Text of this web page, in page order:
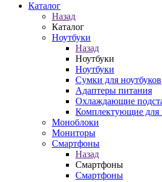
Каталог
Назад
Каталог
Ноутбуки
Назад
Ноутбуки
Ноутбуки
Сумки для ноутбуков
Адаптеры питания
Охлаждающие
Комплектующие для
Моноблоки
Мониторы
Смартфоны
Назад
Смартфоны
Смартфоны